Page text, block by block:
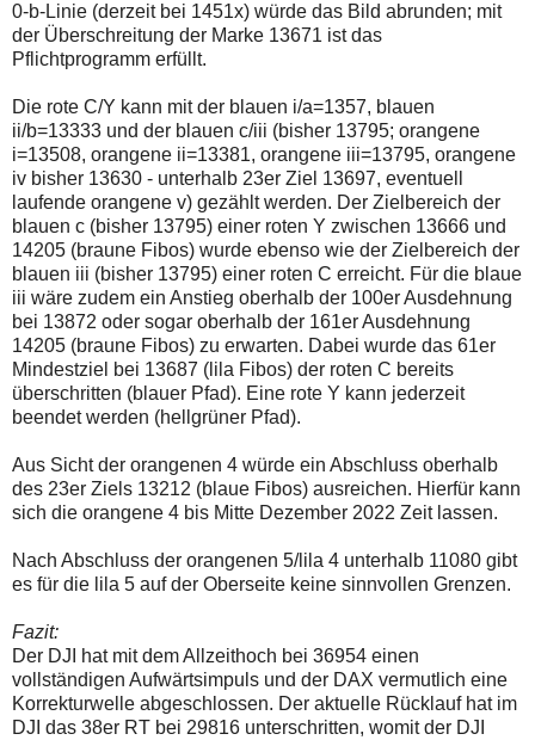
0-b-Linie (derzeit bei 1451x) würde das Bild abrunden; mit
der Überschreitung der Marke 13671 ist das
Pflichtprogramm erfüllt.
Die rote C/Y kann mit der blauen i/a=1357, blauen
ii/b=13333 und der blauen c/iii (bisher 13795; orangene
i=13508, orangene ii=13381, orangene iii=13795, orangene
iv bisher 13630 - unterhalb 23er Ziel 13697, eventuell
laufende orangene v) gezählt werden. Der Zielbereich der
blauen c (bisher 13795) einer roten Y zwischen 13666 und
14205 (braune Fibos) wurde ebenso wie der Zielbereich der
blauen iii (bisher 13795) einer roten C erreicht. Für die blaue
iii wäre zudem ein Anstieg oberhalb der 100er Ausdehnung
bei 13872 oder sogar oberhalb der 161er Ausdehnung
14205 (braune Fibos) zu erwarten. Dabei wurde das 61er
Mindestziel bei 13687 (lila Fibos) der roten C bereits
überschritten (blauer Pfad). Eine rote Y kann jederzeit
beendet werden (hellgrüner Pfad).
Aus Sicht der orangenen 4 würde ein Abschluss oberhalb
des 23er Ziels 13212 (blaue Fibos) ausreichen. Hierfür kann
sich die orangene 4 bis Mitte Dezember 2022 Zeit lassen.
Nach Abschluss der orangenen 5/lila 4 unterhalb 11080 gibt
es für die lila 5 auf der Oberseite keine sinnvollen Grenzen.
Fazit:
Der DJI hat mit dem Allzeithoch bei 36954 einen
vollständigen Aufwärtsimpuls und der DAX vermutlich eine
Korrekturwelle abgeschlossen. Der aktuelle Rücklauf hat im
DJI das 38er RT bei 29816 unterschritten, womit der DJI